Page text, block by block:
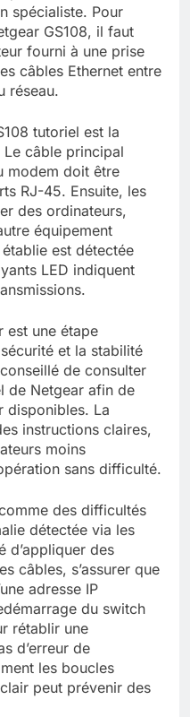
spécialiste. Pour
GS108, il faut
fourni à une prise
câbles Ethernet entre
réseau.
tutoriel est la
câble principal
modem doit être
RJ-45. Ensuite, les
des ordinateurs,
équipement
est détectée
LED indiquent
est une étape
et la stabilité
de consulter
de Netgear afin de
disponibles. La
instructions claires,
moins
sans difficulté.
des difficultés
détectée via les
d’appliquer des
câbles, s’assurer que
adresse IP
du switch
rétablir une
d’erreur de
les boucles
peut prévenir des